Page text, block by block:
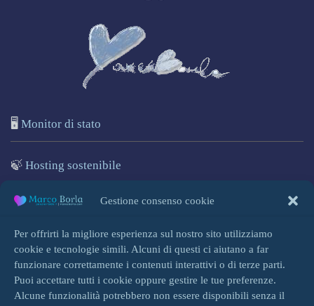
Gestione consenso cookie
Per offrirti la migliore esperienza sul nostro sito utilizziamo
cookie e tecnologie simili. Alcuni di questi ci aiutano a far
funzionare correttamente i contenuti interattivi o di terze parti.
Puoi accettare tutti i cookie oppure gestire le tue preferenze.
Alcune funzionalità potrebbero non essere disponibili senza il
🖥️ Monitor di stato
🍃 Hosting sostenibile
🌐
Marcoborla.com
Accedi